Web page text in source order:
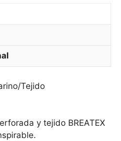
Tejido
y tejido BREATEX